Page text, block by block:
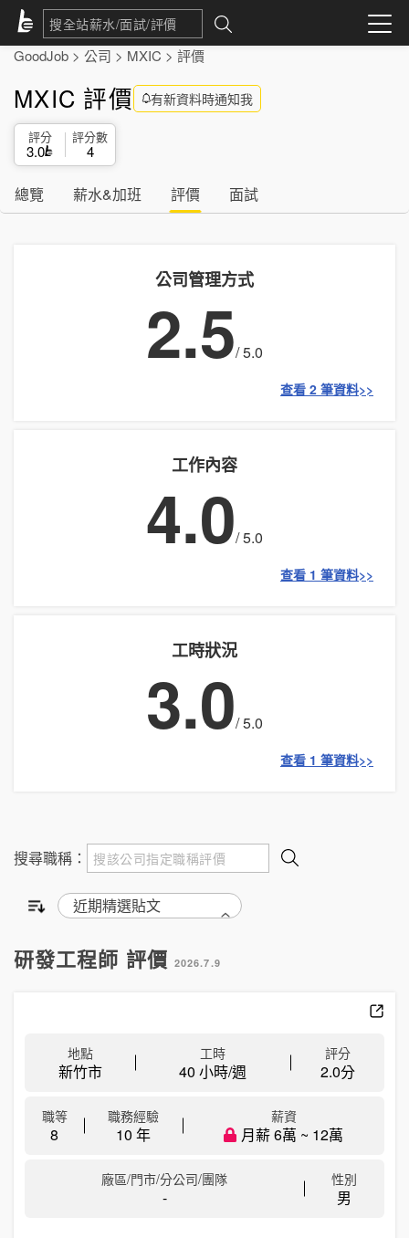
GoodJob > 公司 > MXIC > 評價
MXIC 評價 有新資料時通知我
評分
3.0
評分數
4
總覽 薪水&加班 評價 面試
公司管理方式
2.5/ 5.0
查看 2 筆資料>>
工作內容
4.0/ 5.0
查看 1 筆資料>>
工時狀況
3.0/ 5.0
查看 1 筆資料>>
搜尋職稱：
研發工程師 評價 2026.7.9
地點
新竹市
工時
40 小時/週
評分
2.0分
職等
8
職務經驗
10 年
薪資
月薪 6萬 ~ 12萬
廠區/門市/分公司/團隊
-
性別
男